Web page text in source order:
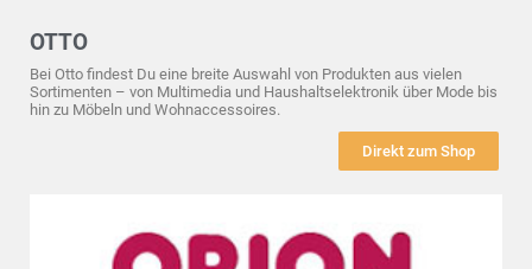
OTTO
Bei Otto findest Du eine breite Auswahl von Produkten aus vielen
Sortimenten – von Multimedia und Haushaltselektronik über Mode bis
hin zu Möbeln und Wohnaccessoires.
Direkt zum Shop